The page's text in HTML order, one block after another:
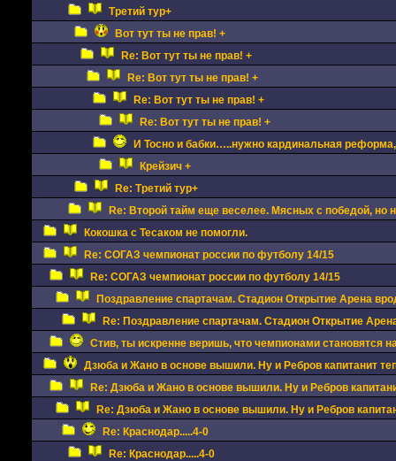
Третий тур+
Вот тут ты не прав! +
Re: Вот тут ты не прав! +
Re: Вот тут ты не прав! +
Re: Вот тут ты не прав! +
Re: Вот тут ты не прав! +
И Тосно и бабки…..нужно кардинальная
Крейзич +
Re: Третий тур+
Re: Второй тайм еще веселее. Мясных с победой, но
Кокошка с Тесаком не помогли.
Re: СОГАЗ чемпионат россии по футболу 14/15
Re: СОГАЗ чемпионат россии по футболу 14/15
Поздравление спартачам. Стадион Открытие Арена
Re: Поздравление спартачам. Стадион Открытие
Стив, ты искренне веришь, что чемпионами становятся
Дзюба и Жано в основе вышили. Ну и Ребров капитанит
Re: Дзюба и Жано в основе вышили. Ну и Ребров
Re: Дзюба и Жано в основе вышили. Ну и Ребров
Re: Краснодар.....4-0
Re: Краснодар.....4-0